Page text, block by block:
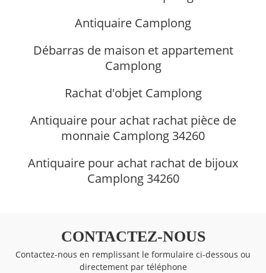
Antiquaire Camplong
Débarras de maison et appartement
Camplong
Rachat d'objet Camplong
Antiquaire pour achat rachat pièce de
monnaie Camplong 34260
Antiquaire pour achat rachat de bijoux
Camplong 34260
CONTACTEZ-NOUS
Contactez-nous en remplissant le formulaire ci-dessous ou
directement par téléphone